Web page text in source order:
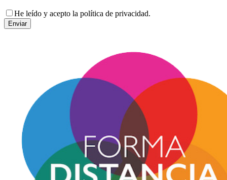
He leído y acepto la política de privacidad.
Enviar